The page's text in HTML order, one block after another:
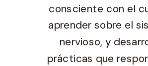
consciente con el
aprender sobre el
nervioso, y
prácticas que